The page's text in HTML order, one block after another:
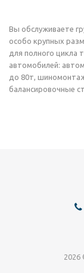
Вы обслуживаете
особо крупных
для полного цикла
автомобилей:
до 80т,
балансировочные